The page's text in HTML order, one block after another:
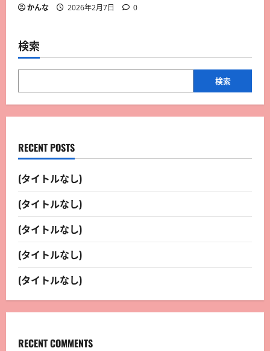
かんな 2026年2月7日 0
検索
検索
RECENT POSTS
(タイトルなし)
(タイトルなし)
(タイトルなし)
(タイトルなし)
(タイトルなし)
RECENT COMMENTS